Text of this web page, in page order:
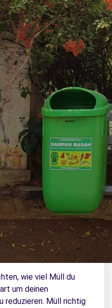
wie viel Müll du
um deinen
reduzieren. Müll richtig